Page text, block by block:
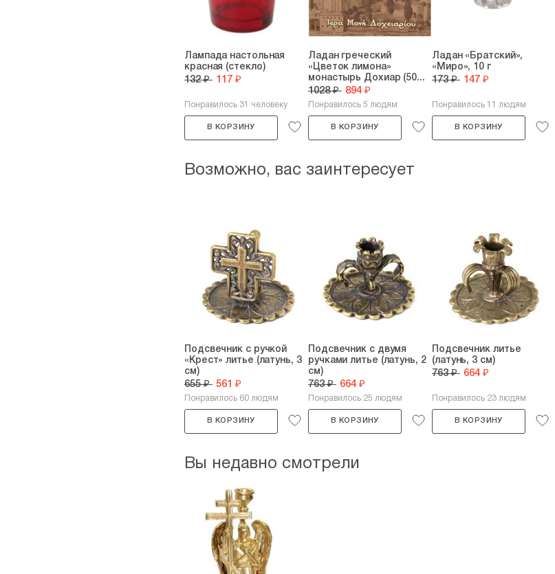
Лампада настольная
красная (стекло)
132 ₽ 117 ₽
Понравилось 31 человеку
В КОРЗИНУ
Ладан греческий
«Цветок лимона»
монастырь Дохиар (50...
1028 ₽ 894 ₽
Понравилось 5 людям
В КОРЗИНУ
Ладан «Братский»,
«Миро», 10 г
173 ₽ 147 ₽
Понравилось 11 людям
В КОРЗИНУ
Возможно, вас заинтересует
Подсвечник с ручкой
«Крест» литье (латунь, 3
см)
655 ₽ 561 ₽
Понравилось 60 людям
В КОРЗИНУ
Подсвечник с двумя
ручками литье (латунь, 2
см)
763 ₽ 664 ₽
Понравилось 25 людям
В КОРЗИНУ
Подсвечник литье
(латунь, 3 см)
763 ₽ 664 ₽
Понравилось 23 людям
В КОРЗИНУ
Вы недавно смотрели